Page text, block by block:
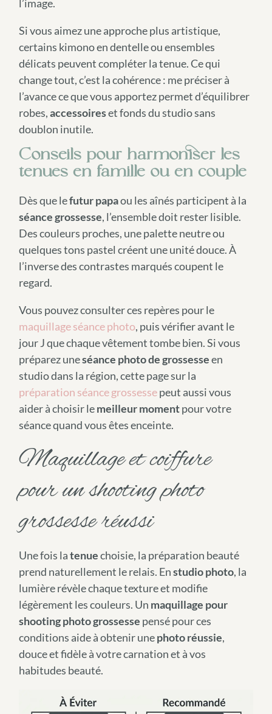
l’image.
Si vous aimez une approche plus artistique,
certains kimono en dentelle ou ensembles
délicats peuvent compléter la tenue. Ce qui
change tout, c’est la cohérence : me préciser à
l’avance ce que vous apportez permet d’équilibrer
robes,accessoireset fonds du studio sans
doublon inutile.
Conseils pour harmoniser les
tenues en famille ou en couple
Dès que lefutur papaou les aînés participent à la
séance grossesse, l’ensemble doit rester lisible.
Des couleurs proches, une palette neutre ou
quelques tons pastel créent une unité douce. À
l’inverse des contrastes marqués coupent le
regard.
Vous pouvez consulter ces repères pour le
maquillage séance photo, puis vérifier avant le
jour J que chaque vêtement tombe bien. Si vous
préparez uneséance photo de grossesseen
studio dans la région, cette page sur la
préparation séance grossessepeut aussi vous
aider à choisir lemeilleur momentpour votre
séance quand vous êtes enceinte.
Maquillage et coiffure
pour un shooting photo
grossesse réussi
Une fois latenuechoisie, la préparation beauté
prend naturellement le relais. Enstudio photo, la
lumière révèle chaque texture et modifie
légèrement les couleurs. Un maquillage pour
shooting photo grossesse pensé pour ces
conditions aide à obtenir unephoto réussie,
douce et fidèle à votre carnation et à vos
habitudes beauté.